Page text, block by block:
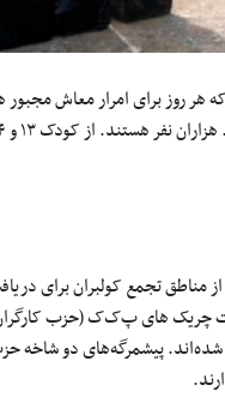
روز برای امرار معاش
از مناطق تجمع کولبران برای
چریک های پ‌ک‌ک (حزب
شده‌اند. پیشمرگه‌های دو